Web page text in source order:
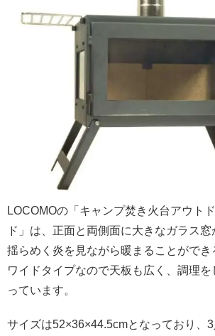
LOCOMOの「キャンプ焚き火台アウト
ド」は、正面と両側面に大きなガラス
揺らめく炎を見ながら暖まることができ
ワイドタイプなので天板も広く、調理
っています。
サイズは52×36×44.5cmとなっており、